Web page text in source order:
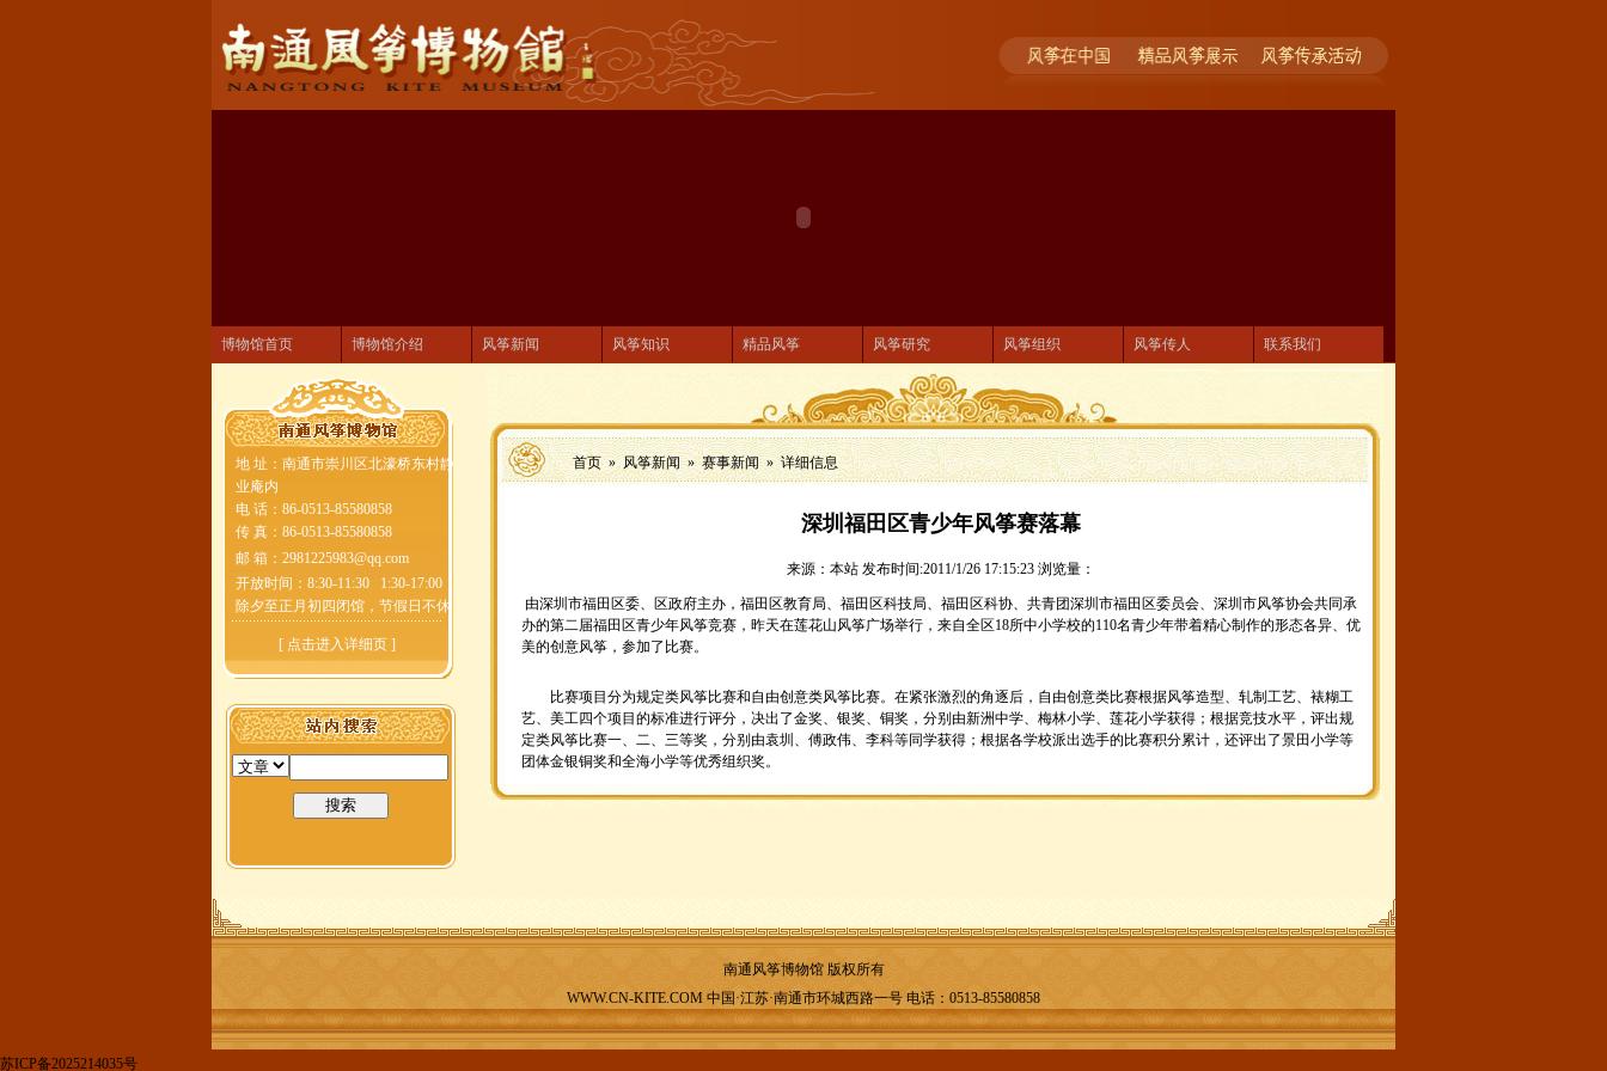
博物馆首页 博物馆介绍 风筝新闻 风筝知识 精品风筝 风筝研究 风筝组织 风筝传人 联系我们
地 址：南通市崇川区北濠桥东村静
业庵内
电 话：86-0513-85580858
传 真：86-0513-85580858
邮 箱： 2981225983@qq.com
开放时间：8:30-11:30 1:30-17:00
除夕至正月初四闭馆，节假日不休
[ 点击进入详细页 ]
首页 »风筝新闻»赛事新闻» 详细信息
深圳福田区青少年风筝赛落幕
来源：本站 发布时间:2011/1/26 17:15:23 浏览量：
由深圳市福田区委、区政府主办，福田区教育局、福田区科技局、福田区科协、共青团深圳市福田区委员会、深圳市风筝协会共同承
办的第二届福田区青少年风筝竞赛，昨天在莲花山风筝广场举行，来自全区18所中小学校的110名青少年带着精心制作的形态各异、优
美的创意风筝，参加了比赛。
比赛项目分为规定类风筝比赛和自由创意类风筝比赛。在紧张激烈的角逐后，自由创意类比赛根据风筝造型、轧制工艺、裱糊工
艺、美工四个项目的标准进行评分，决出了金奖、银奖、铜奖，分别由新洲中学、梅林小学、莲花小学获得；根据竞技水平，评出规
定类风筝比赛一、二、三等奖，分别由袁圳、傅政伟、李科等同学获得；根据各学校派出选手的比赛积分累计，还评出了景田小学等
团体金银铜奖和全海小学等优秀组织奖。
南通风筝博物馆 版权所有
WWW.CN-KITE.COM 中国·江苏·南通市环城西路一号 电话：0513-85580858
苏ICP备2025214035号